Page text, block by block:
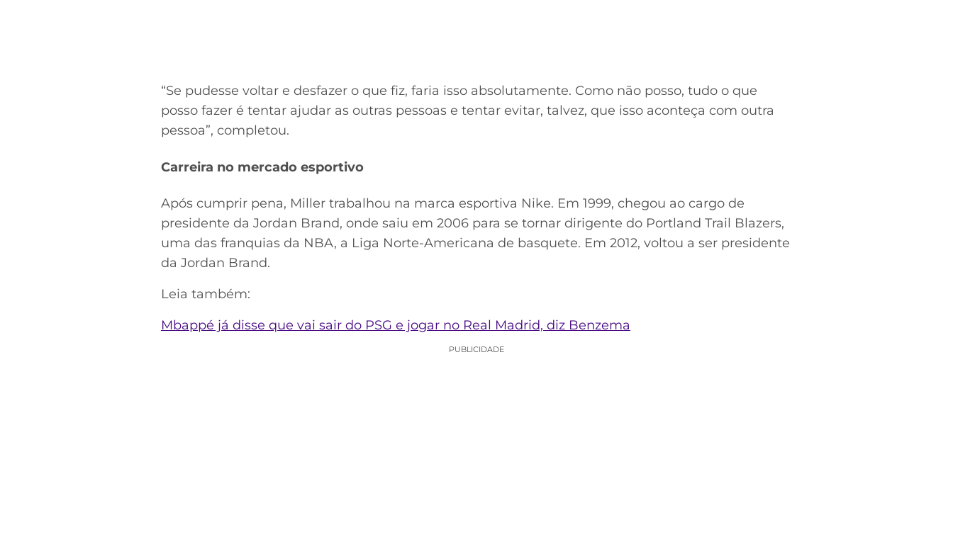
“Se pudesse voltar e desfazer o que fiz, faria isso absolutamente. Como não posso, tudo o que
posso fazer é tentar ajudar as outras pessoas e tentar evitar, talvez, que isso aconteça com outra
pessoa”, completou.
Carreira no mercado esportivo
Após cumprir pena, Miller trabalhou na marca esportiva Nike. Em 1999, chegou ao cargo de
presidente da Jordan Brand, onde saiu em 2006 para se tornar dirigente do Portland Trail Blazers,
uma das franquias da NBA, a Liga Norte-Americana de basquete. Em 2012, voltou a ser presidente
da Jordan Brand.
Leia também:
Mbappé já disse que vai sair do PSG e jogar no Real Madrid, diz Benzema
PUBLICIDADE